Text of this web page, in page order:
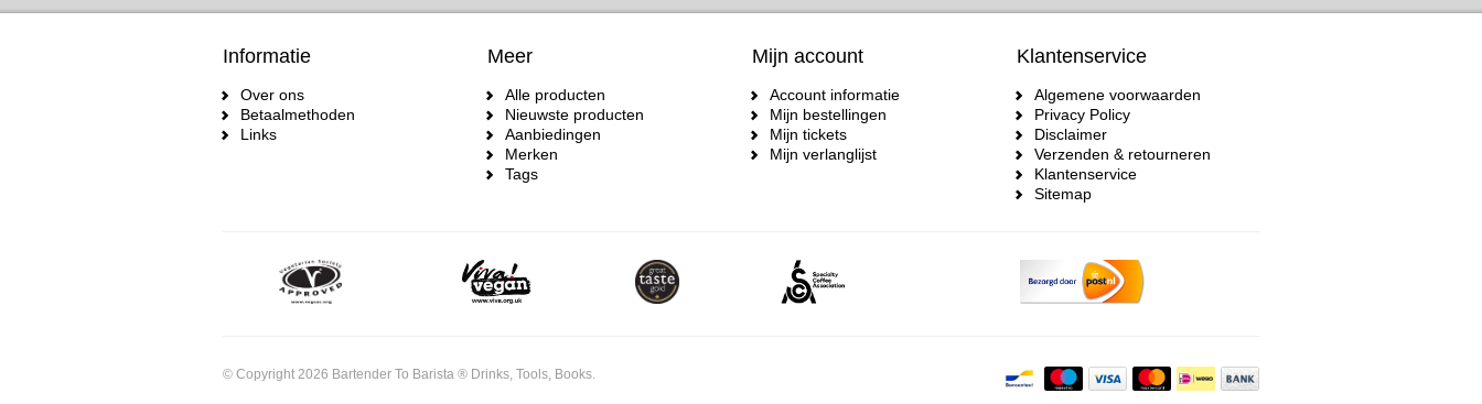
Informatie
Over ons
Betaalmethoden
Links
Meer
Alle producten
Nieuwste producten
Aanbiedingen
Merken
Tags
Mijn account
Account informatie
Mijn bestellingen
Mijn tickets
Mijn verlanglijst
Klantenservice
Algemene voorwaarden
Privacy Policy
Disclaimer
Verzenden & retourneren
Klantenservice
Sitemap
© Copyright 2026 Bartender To Barista ® Drinks, Tools, Books.